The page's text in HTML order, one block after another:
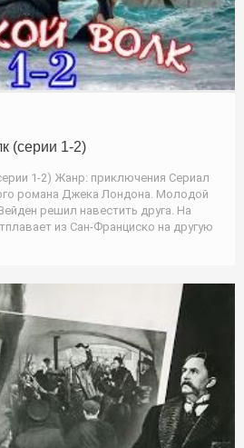
(серии 1-2)
1-2) Жанр: приключения Сериал
романа Джека Лондона. Молодой
решил навестить друга. На
из Сан-Франциско на другую